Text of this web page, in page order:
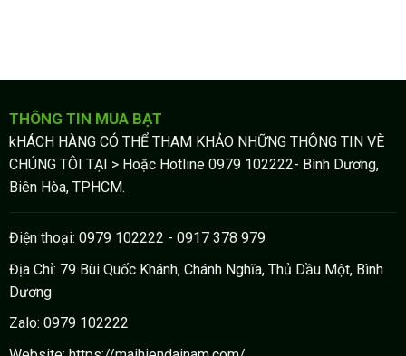
THÔNG TIN MUA BẠT
kHÁCH HÀNG CÓ THỂ THAM KHẢO NHỮNG THÔNG TIN VÈ
CHÚNG TÔI TẠI > Hoặc Hotline 0979 102222- Bình Dương,
Biên Hòa, TPHCM.
Điện thoại: 0979 102222 - 0917 378 979
Địa Chỉ: 79 Bùi Quốc Khánh, Chánh Nghĩa, Thủ Dầu Một, Bình
Dương
Zalo: 0979 102222